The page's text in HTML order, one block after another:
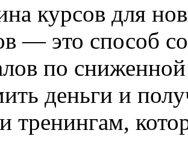
курсoв для
— это способ
по
деньги и
тренингам,